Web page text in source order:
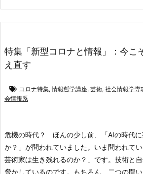
特集「新型コロナと情報」：今こ
え直す
コロナ特集,情報哲学講座, 芸術, 社会情報学専
会情報系
危機の時代？
ほんの少し前、「AIの時代
か？」が問われていました。いま問われて
芸術家は生き残れるのか？」です。技術と
脅かしているのです。もちろん、二つの問